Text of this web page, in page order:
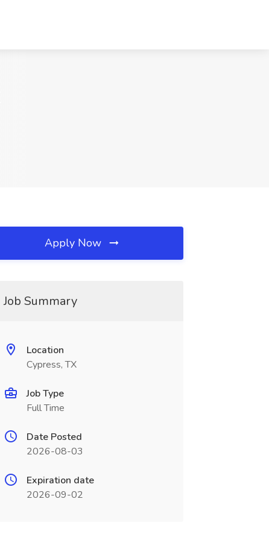
Apply Now
Job Summary
Location
Cypress, TX
Job Type
Full Time
Date Posted
2026-08-03
Expiration date
2026-09-02